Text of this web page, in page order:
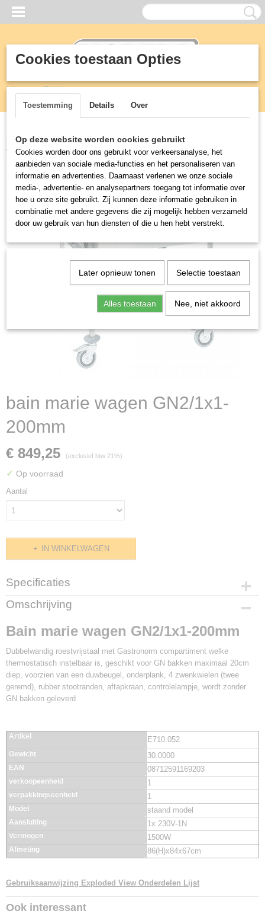
Inloggen Registreren
(0)
Home >KEUKEN>Bain-marie >bain marie wagen GN2/1x1-
200mm
bain marie wagen GN2/1x1-
200mm
€ 849,25 (exclusief btw 21%)
✓ Op voorraad
Aantal
IN WINKELWAGEN
Specificaties
Productcode
Omschrijving
Bain marie wagen GN2/1x1-200mm
Dubbelwandig roestvrijstaal met Gastronorm compartiment welke
thermostatisch instelbaar is, geschikt voor GN bakken maximaal 20cm
diep, voorzien van een duwbeugel, onderplank, 4 zwenkwielen (twee
geremd), rubber stootranden, aftapkraan, controlelampje, wordt zonder
GN bakken geleverd
Artikel E710.052
Gewicht 30.0000
EAN 08712591169203
verkoopeenheid 1
verpakkingseenheid 1
Model staand model
Aansluiting 1x 230V-1N
Vermogen 1500W
Afmeting 86(H)x84x67cm
Gebruiksaanwijzing Exploded View Onderdelen Lijst
Ook interessant
Cookies toestaan Opties
Toestemming Details Over
Op deze website worden cookies gebruikt
Cookies worden door ons gebruikt voor verkeersanalyse, het
aanbieden van sociale media-functies en het personaliseren van
informatie en advertenties. Daarnaast verlenen we onze sociale
media-, advertentie- en analysepartners toegang tot informatie over
hoe u onze site gebruikt. Zij kunnen deze informatie gebruiken in
combinatie met andere gegevens die zij mogelijk hebben verzameld
door uw gebruik van hun diensten of die u hen hebt verstrekt.
Later opnieuw tonen Selectie toestaan
Alles toestaan Nee, niet akkoord